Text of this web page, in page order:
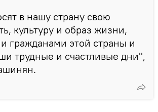
в нашу страну свою
культуру и образ жизни,
гражданами этой страны и
трудные и счастливые дни",